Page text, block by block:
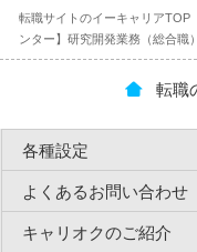
転職サイトのイーキャリアTOP
ンター】研究開発業務（総合職
転職
各種設定
よくあるお問い合わせ
キャリオクのご紹介